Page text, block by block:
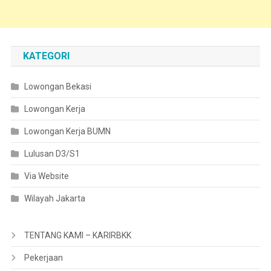
KATEGORI
Lowongan Bekasi
Lowongan Kerja
Lowongan Kerja BUMN
Lulusan D3/S1
Via Website
Wilayah Jakarta
TENTANG KAMI – KARIRBKK
Pekerjaan